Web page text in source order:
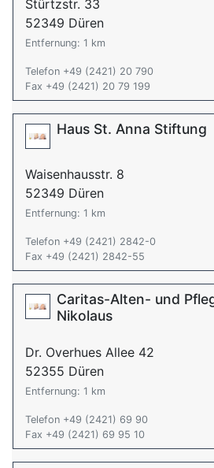
Stürtzstr. 33
52349 Düren
Entfernung: 1 km
Telefon +49 (2421) 20 790
Fax +49 (2421) 20 79 199
Haus St. Anna Stiftung
Waisenhausstr. 8
52349 Düren
Entfernung: 1 km
Telefon +49 (2421) 2842-0
Fax +49 (2421) 2842-55
Caritas-Alten- und
Nikolaus
Dr. Overhues Allee 42
52355 Düren
Entfernung: 1 km
Telefon +49 (2421) 69 90
Fax +49 (2421) 69 95 10